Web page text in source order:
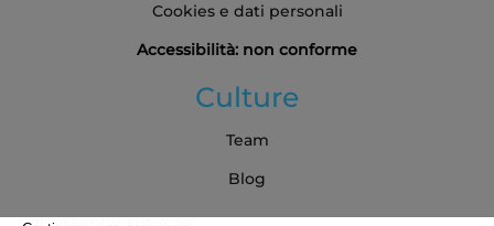
Cookies e dati personali
Accessibilità: non conforme
Culture
Team
Blog